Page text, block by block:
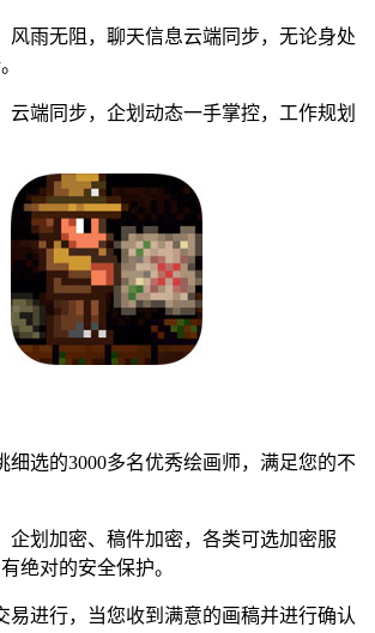
雨无阻，聊天信息云端同步，无论身处
端同步，企划动态一手掌控，工作规划
选的3000多名优秀绘画师，满足您的不
划加密、稿件加密，各类可选加密服
绝对的安全保护。
进行，当您收到满意的画稿并进行确认